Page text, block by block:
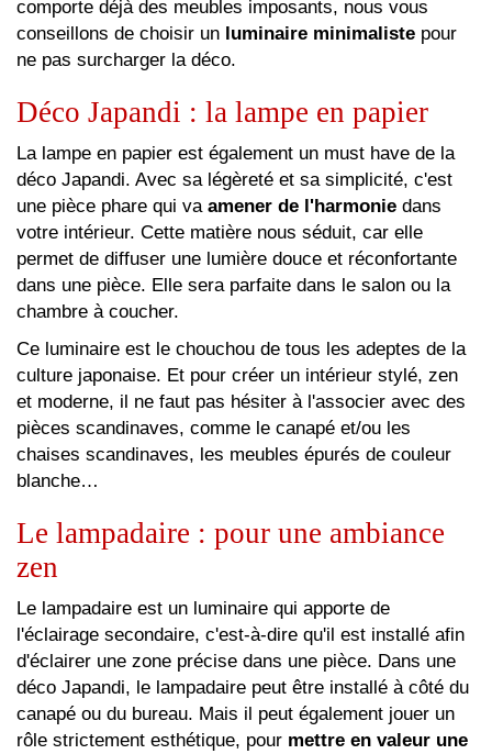
comporte déjà des meubles imposants, nous vous
conseillons de choisir un luminaire minimaliste pour
ne pas surcharger la déco.
Déco Japandi : la lampe en papier
La lampe en papier est également un must have de la
déco Japandi. Avec sa légèreté et sa simplicité, c'est
une pièce phare qui va amener de l'harmonie dans
votre intérieur. Cette matière nous séduit, car elle
permet de diffuser une lumière douce et réconfortante
dans une pièce. Elle sera parfaite dans le salon ou la
chambre à coucher.
Ce luminaire est le chouchou de tous les adeptes de la
culture japonaise. Et pour créer un intérieur stylé, zen
et moderne, il ne faut pas hésiter à l'associer avec des
pièces scandinaves, comme le canapé et/ou les
chaises scandinaves, les meubles épurés de couleur
blanche…
Le lampadaire : pour une ambiance
zen
Le lampadaire est un luminaire qui apporte de
l'éclairage secondaire, c'est-à-dire qu'il est installé afin
d'éclairer une zone précise dans une pièce. Dans une
déco Japandi, le lampadaire peut être installé à côté du
canapé ou du bureau. Mais il peut également jouer un
rôle strictement esthétique, pour mettre en valeur une